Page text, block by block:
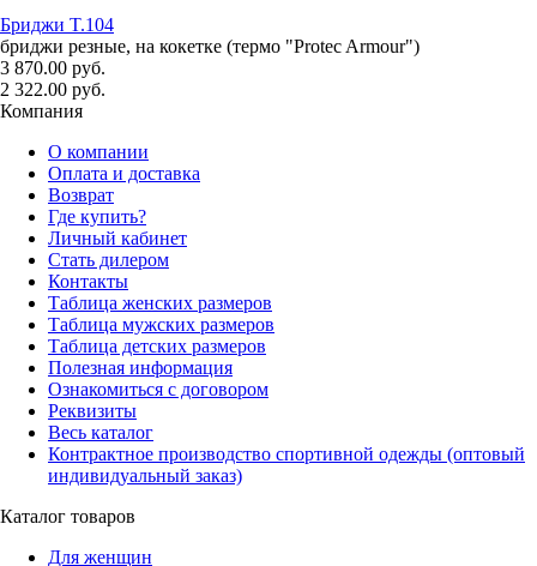
Бриджи T.104
бриджи резные, на кокетке (термо "Protec Armour")
3 870.00 руб.
2 322.00 руб.
Компания
О компании
Оплата и доставка
Возврат
Где купить?
Личный кабинет
Стать дилером
Контакты
Таблица женских размеров
Таблица мужских размеров
Таблица детских размеров
Полезная информация
Ознакомиться с договором
Реквизиты
Весь каталог
Контрактное производство спортивной одежды (оптовый
индивидуальный заказ)
Каталог товаров
Для женщин